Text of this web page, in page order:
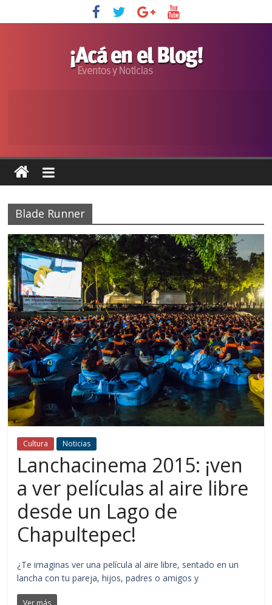
Blade Runner
Cultura Noticias
Lanchacinema 2015: ¡ven
a ver películas al aire libre
desde un Lago de
Chapultepec!
¿Te imaginas ver una película al aire libre, sentado en un
lancha con tu pareja, hijos, padres o amigos y
Ver más